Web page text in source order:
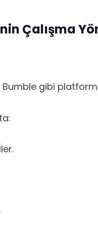
Çalışma
Bumble gibi